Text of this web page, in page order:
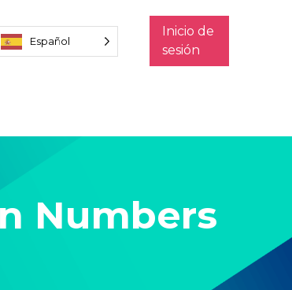
Español
Inicio de
sesión
Numbers